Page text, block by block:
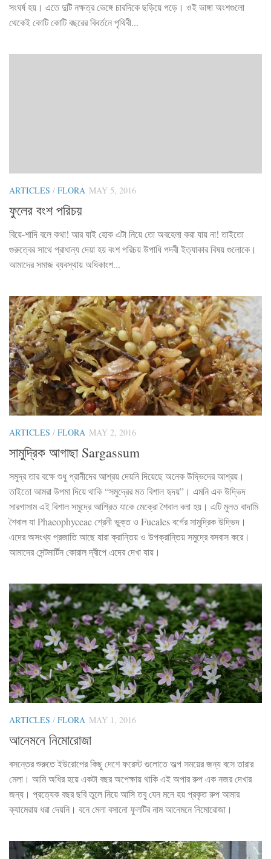
সংঘর্ষ হয়। এতে দুটি নক্ষত্র ভেঙ্গে চারদিকে ছড়িয়ে পড়ে। ওই ভাঙ্গা অংশগুলো
থেকেই কোটি কোটি বছরের বিবর্তনে পৃথিবী...
ARTICLES / FLORA MAY 5, 2016
ফুলের বংশ পরিচয়
বিয়ে-শাদি বলে কথা! আর যাই হোক এটা নিয়ে তো অবহেলা করা যায় না! তাইতো
গুরুত্বের সাথে প্রাধান্য দেয়া হয় বংশ পরিচয় উপাধি পদবী ইত্যাকার বিষয় গুলোকে।
আমাদের সমাজ ব্যবস্থায় অধিকাংশ...
ARTICLES / FLORA MAY 2, 2016
সামুদ্রিক আগাছা Sargassum
সমুদ্র তার বক্ষে শুধু প্রানীদের আশ্রয় দেয়নি দিয়েছে অনেক উদ্ভিদের আশ্রয়।
তাইতো আমরা উপমা দিয়ে থাকি “সমুদ্রের মত বিশাল হৃদয়”। এমনি এক উদ্ভিদ
সারগাসাম এই বিশাল সমুদ্রে আশ্রিত যাকে মেক্রো শৈবাল বলা হয়। এটি মুলত বাদামি
শৈবাল যা Phaeophyceae শ্রেনী ভুক্ত ও Fucales বর্গের সামুদ্রিক উদ্ভিদ।
এদের অসংখ্য প্রজাতি আছে যারা ক্রান্তিয় ও উপক্রান্তিয় সমুদ্রে বসবাস করে।
আমাদের সেন্টমার্টিন কোরাল দ্বীপে এদের দেখা যায়।
ARTICLES / FLORA MAY 1, 2016
আনেমনে নিমোরোজা
বসন্তের শুরুতে ইউরোপের কিছু দেশে ফরেস্ট গুলোতে অল্প সময়ের জন্য বসে তারার
মেলা। আমি অধির হয়ে একটা বছর অপেক্ষায় থাকি এই অপার রুপ এক নজর দেখার
জন্য। প্রত্যেক বছর ছবি তুলে নিয়ে আসি তবু যেন মনে হয় প্রকৃত রুপ আমার
ক্যামেরায় ধরা দেয়নি। বনে মেলা বসানো ফুলটির নাম আনেমনে নিমোরোজা।